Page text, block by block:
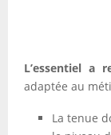
L’essentiel a
adaptée au
La tenue